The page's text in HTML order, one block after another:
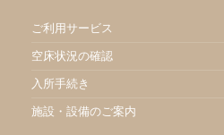
ご利用サービス
空床状況の確認
入所手続き
施設・設備のご案内